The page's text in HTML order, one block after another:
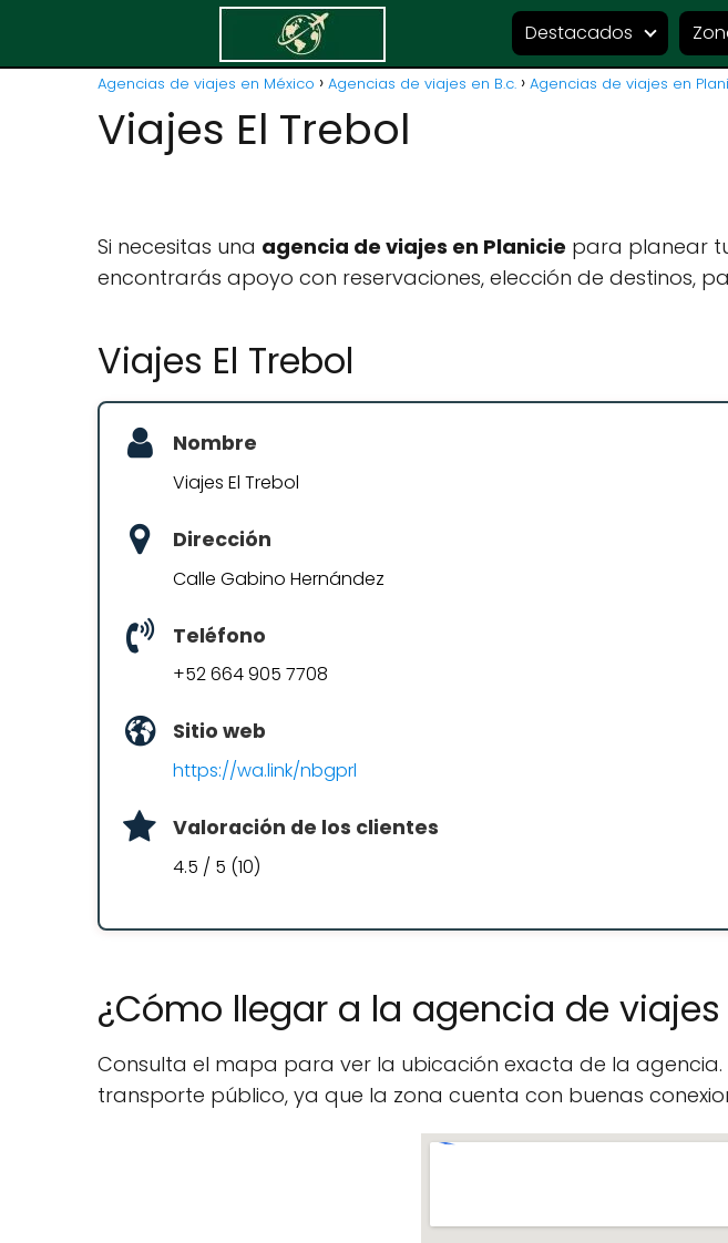
Destacados
Agencias de viajes en México Agencias de viajes en B.c. Agencias de viajes en
Viajes El Trebol
Si necesitas una agencia de viajes en Planicie para planear
encontrarás apoyo con reservaciones, elección de destinos,
Viajes El Trebol
Nombre
Viajes El Trebol
Dirección
Calle Gabino Hernández
Teléfono
+52 664 905 7708
Sitio web
https://wa.link/nbgprl
Valoración de los clientes
4.5 / 5 (10)
¿Cómo llegar a la agencia de
Consulta el mapa para ver la ubicación exacta de la
transporte público, ya que la zona cuenta con buenas